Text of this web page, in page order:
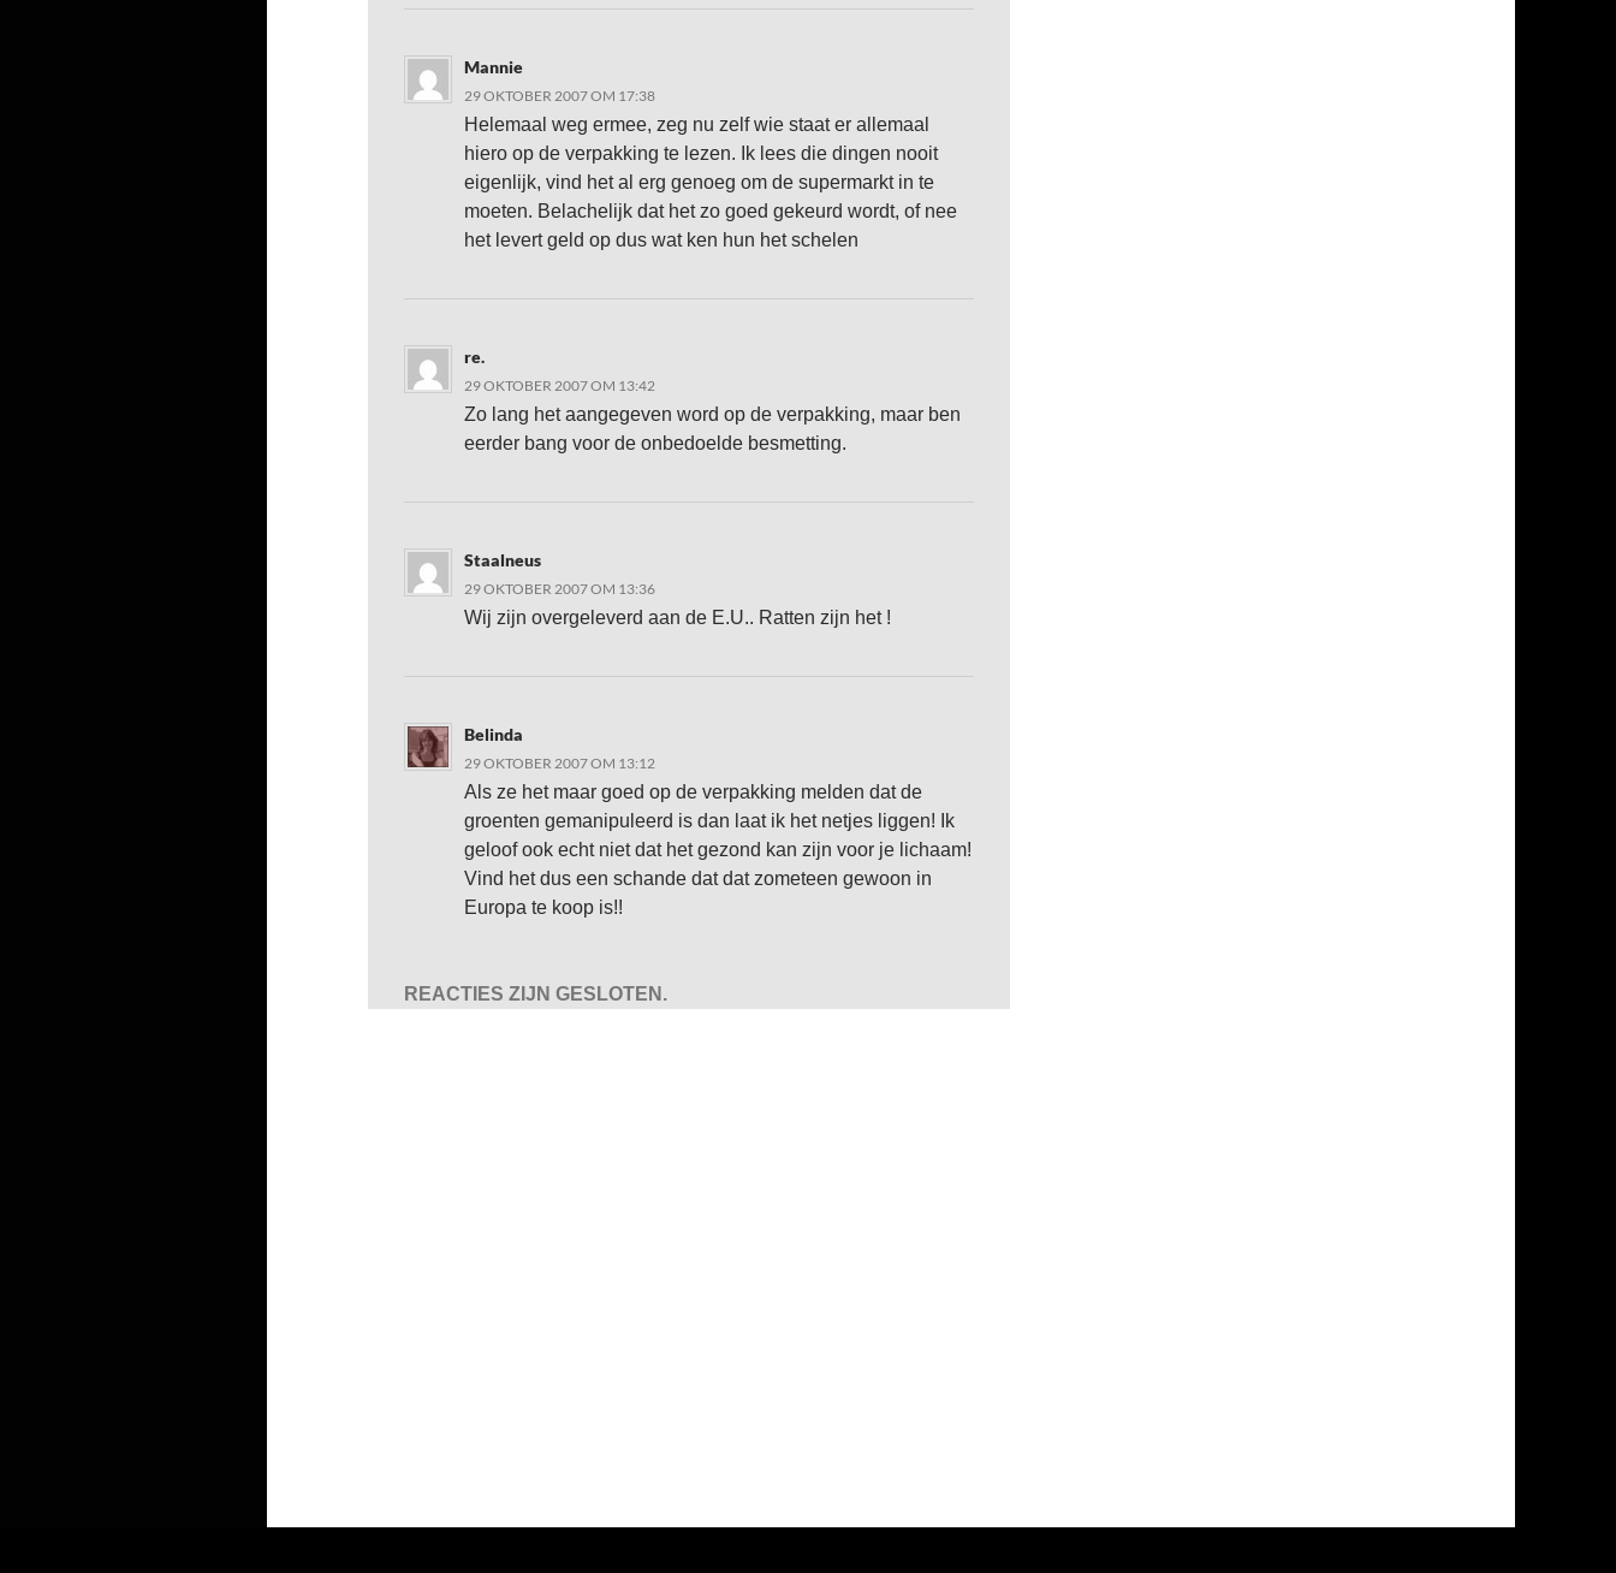
Mannie
29 OKTOBER 2007 OM 17:38
Helemaal weg ermee, zeg nu zelf wie staat er allemaal
hiero op de verpakking te lezen. Ik lees die dingen nooit
eigenlijk, vind het al erg genoeg om de supermarkt in te
moeten. Belachelijk dat het zo goed gekeurd wordt, of nee
het levert geld op dus wat ken hun het schelen
re.
29 OKTOBER 2007 OM 13:42
Zo lang het aangegeven word op de verpakking, maar ben
eerder bang voor de onbedoelde besmetting.
Staalneus
29 OKTOBER 2007 OM 13:36
Wij zijn overgeleverd aan de E.U.. Ratten zijn het !
Belinda
29 OKTOBER 2007 OM 13:12
Als ze het maar goed op de verpakking melden dat de
groenten gemanipuleerd is dan laat ik het netjes liggen! Ik
geloof ook echt niet dat het gezond kan zijn voor je lichaam!
Vind het dus een schande dat dat zometeen gewoon in
Europa te koop is!!
REACTIES ZIJN GESLOTEN.